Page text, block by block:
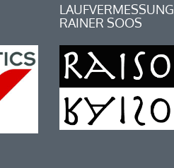
LAUFVERMESSUNG
RAINER SOOS